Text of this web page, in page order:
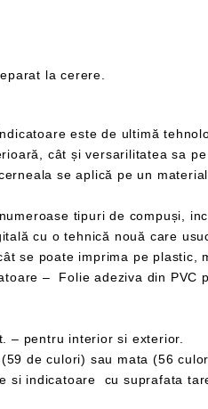
la cerere.
Pentru a acoperi toată
cu o tehnică nouă care
pentru interior si exterior.
de culori) sau mata (56